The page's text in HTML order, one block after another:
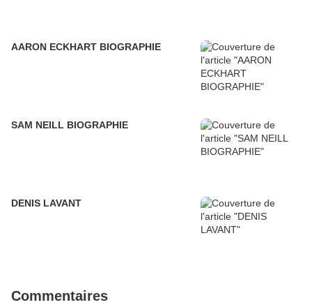
AARON ECKHART BIOGRAPHIE
SAM NEILL BIOGRAPHIE
DENIS LAVANT
Commentaires